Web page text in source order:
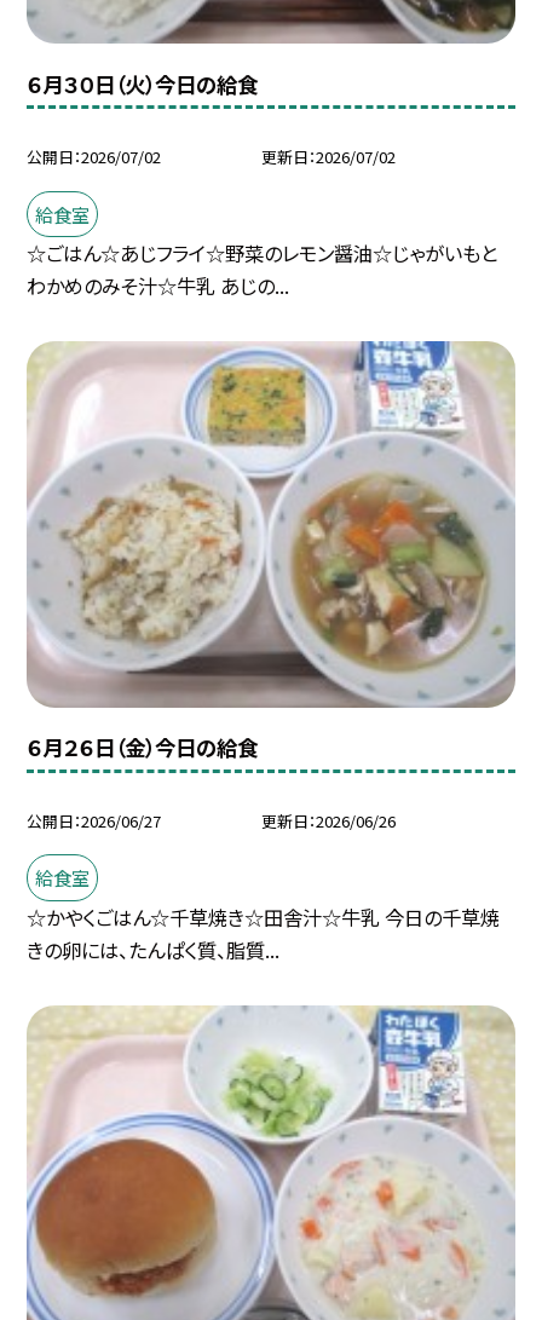
６月３０日（火）今日の給食
公開日 2026/07/02 更新日 2026/07/02
給食室
☆ごはん☆あじフライ☆野菜のレモン醤油☆じゃがいもと
わかめのみそ汁☆牛乳 あじの...
６月２６日（金）今日の給食
公開日 2026/06/27 更新日 2026/06/26
給食室
☆かやくごはん☆千草焼き☆田舎汁☆牛乳 今日の千草焼
きの卵には、たんぱく質、脂質...